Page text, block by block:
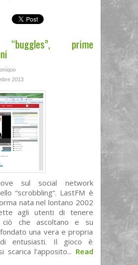
“buggles”, prime
2013
sul social network
“scrobbling“. LastFM è
nata nel lontano 2002
agli utenti di tenere
che ascoltano e su
una vera e propria
di entusiasti. Il gioco è
scarica l’apposito... Read